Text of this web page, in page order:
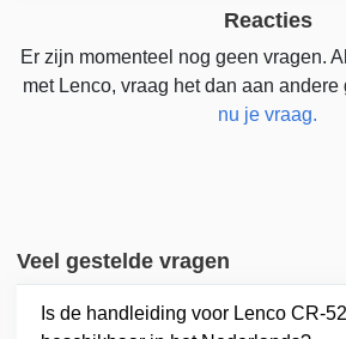
Reacties
Er zijn momenteel nog geen vragen.
met Lenco, vraag het dan aan andere
nu je vraag.
Veel gestelde vragen
Is de handleiding voor Lenco CR-